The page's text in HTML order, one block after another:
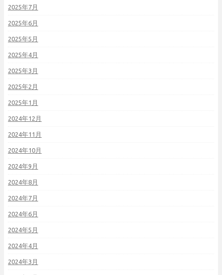
2025年7月
2025年6月
2025年5月
2025年4月
2025年3月
2025年2月
2025年1月
2024年12月
2024年11月
2024年10月
2024年9月
2024年8月
2024年7月
2024年6月
2024年5月
2024年4月
2024年3月